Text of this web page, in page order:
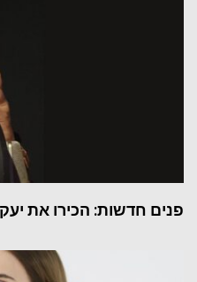
פנים חדשות: הכירו את